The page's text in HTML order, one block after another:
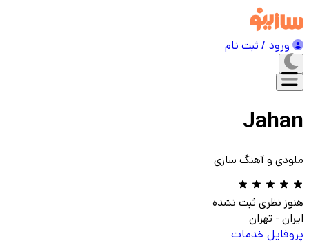
ورود / ثبت نام
Jahan
ملودی و آهنگ سازی
هنوز نظری ثبت نشده
ایران - تهران
پروفایل خدمات